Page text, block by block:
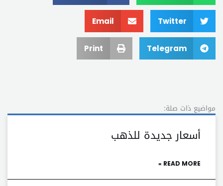
Twitter
Email
Telegram
Print
مواضيع ذات صلة:
أسعار جديدة للذهب
READ MORE »